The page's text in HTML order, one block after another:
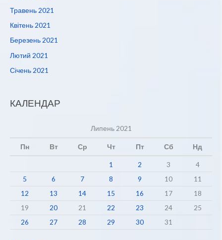
Травень 2021
Квітень 2021
Березень 2021
Лютий 2021
Січень 2021
КАЛЕНДАР
Липень 2021
Пн Вт Ср Чт Пт Сб Нд
1 2 3
4
5
6 7 8 9 10
11
12
13 14 15 16 17
18
19
20 21 22 23 24
25
26
27 28 29 30 31